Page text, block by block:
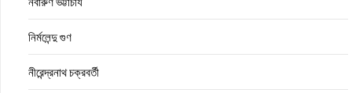
নির্মলেন্দু গুণ
নীরেন্দ্রনাথ চক্রবর্তী